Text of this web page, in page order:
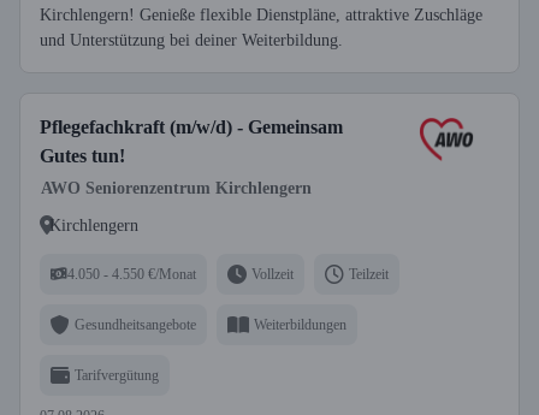
Kirchlengern! Genieße flexible Dienstpläne, attraktive Zuschläge
und Unterstützung bei deiner Weiterbildung.
Pflegefachkraft (m/w/d) - Gemeinsam
Gutes tun!
AWO Seniorenzentrum Kirchlengern
Kirchlengern
4.050 - 4.550 €/Monat Vollzeit Teilzeit
Gesundheitsangebote Weiterbildungen
Tarifvergütung